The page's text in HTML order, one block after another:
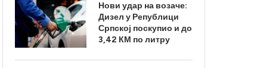
Нови удар на возаче:
Дизел у Републици
Српској поскупио и до
3,42 КМ по литру